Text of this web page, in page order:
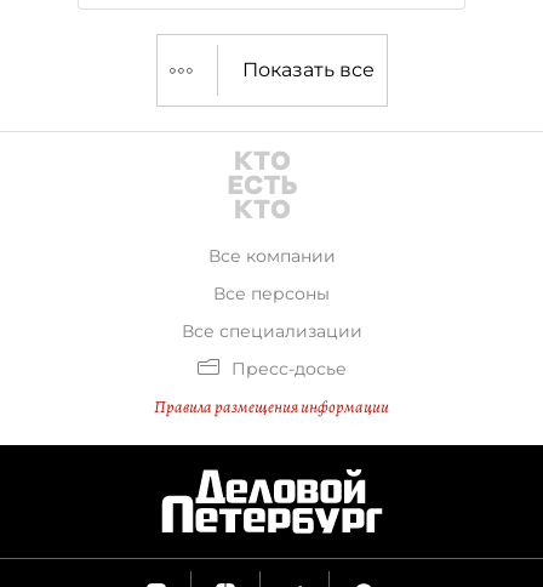
Показать все
Все компании
Все персоны
Все специализации
Пресс-досье
Правила размещения информации